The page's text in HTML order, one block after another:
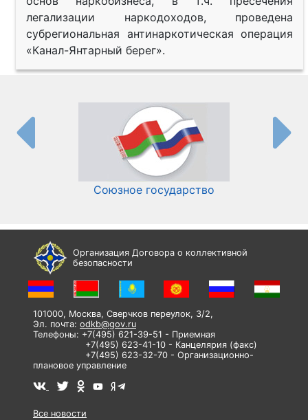
легализации наркодоходов, проведена
субрегиональная антинаркотическая операция
«Канал-Янтарный берег».
Союзное государство
Организация Договора о коллективной
безопасности
101000, Москва, Сверчков переулок, 3/2,
Эл. почта: odkb@gov.ru
Телефоны: +7(495) 621-39-51 - Приемная
+7(495) 623-41-10 - Канцелярия (факс)
+7(495) 623-32-70 - Организационно-
плановое управление
Все новости